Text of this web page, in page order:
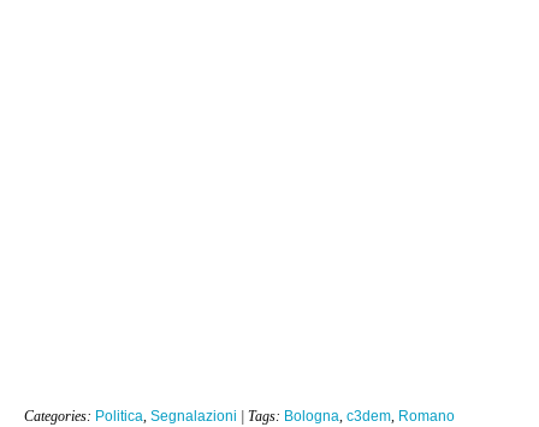
Categories: Politica Segnalazioni | Tags: Bologna c3dem Romano